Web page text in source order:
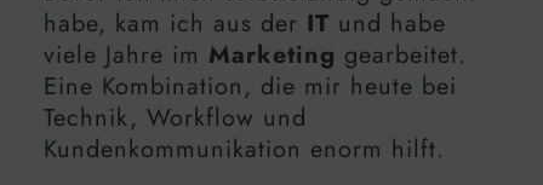
habe, kam ich aus der IT und habe
viele Jahre im Marketing gearbeitet.
Eine Kombination, die mir heute bei
Technik, Workflow und
Kundenkommunikation enorm hilft.